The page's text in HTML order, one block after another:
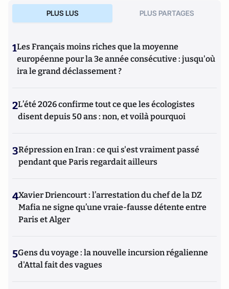
PLUS LUS PLUS PARTAGES
1Les Français moins riches que la moyenne
européenne pour la 3e année consécutive : jusqu'où
ira le grand déclassement ?
2L’été 2026 confirme tout ce que les écologistes
disent depuis 50 ans : non, et voilà pourquoi
3Répression en Iran : ce qui s'est vraiment passé
pendant que Paris regardait ailleurs
4Xavier Driencourt : l’arrestation du chef de la DZ
Mafia ne signe qu’une vraie-fausse détente entre
Paris et Alger
5Gens du voyage : la nouvelle incursion régalienne
d'Attal fait des vagues